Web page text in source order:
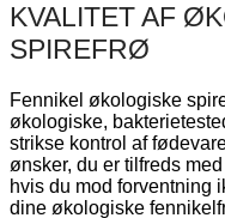
KVALITET AF
SPIREFRØ
Fennikel økologiske
økologiske,
strikse kontrol af
ønsker, du er tilfreds
hvis du mod forventning
dine økologiske